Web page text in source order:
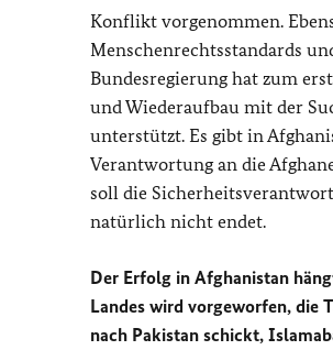
Konflikt vorgenommen.
Menschenrechtsstandards
Bundesregierung hat zum
und Wiederaufbau mit der
unterstützt. Es gibt in
Verantwortung an die
soll die
natürlich nicht endet.
Der Erfolg in Afghanistan
Landes wird vorgeworfen, die
nach Pakistan schickt,